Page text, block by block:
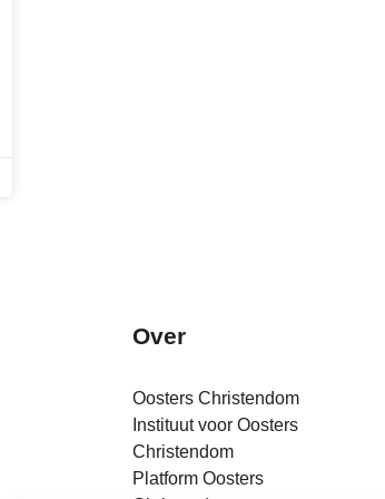
Over
Oosters Christendom
Instituut voor Oosters
Christendom
Platform Oosters